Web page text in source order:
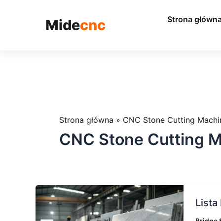
Midecnc Strona
Strona główna » CNC Stone Cutting
CNC Stone Cutting
Lista